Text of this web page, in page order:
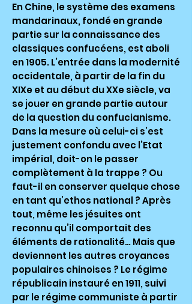
En Chine, le système des examens
mandarinaux, fondé en grande
partie sur la connaissance des
classiques confucéens, est aboli
en 1905. L’entrée dans la modernité
occidentale, à partir de la fin du
XIXe et au début du XXe siècle, va
se jouer en grande partie autour
de la question du confucianisme.
Dans la mesure où celui-ci s’est
justement confondu avec l’Etat
impérial, doit-on le passer
complètement à la trappe ? Ou
faut-il en conserver quelque chose
en tant qu’ethos national ? Après
tout, même les jésuites ont
reconnu qu’il comportait des
éléments de rationalité… Mais que
deviennent les autres croyances
populaires chinoises ? Le régime
républicain instauré en 1911, suivi
par le régime communiste à partir